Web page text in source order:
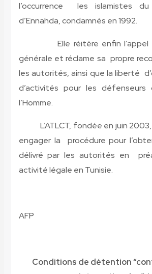
l’occurrence les islamistes
d’Ennahda, condamnés en 1992.
Elle réitère enfin l’appel à
générale et réclame sa propre
les autorités, ainsi que la liberté
d’activités pour les
l’Homme.
L’ATLCT, fondée en juin 2003,
engager la procédure pour
délivré par les autorités en
activité légale en Tunisie.
AFP
Conditions de détention